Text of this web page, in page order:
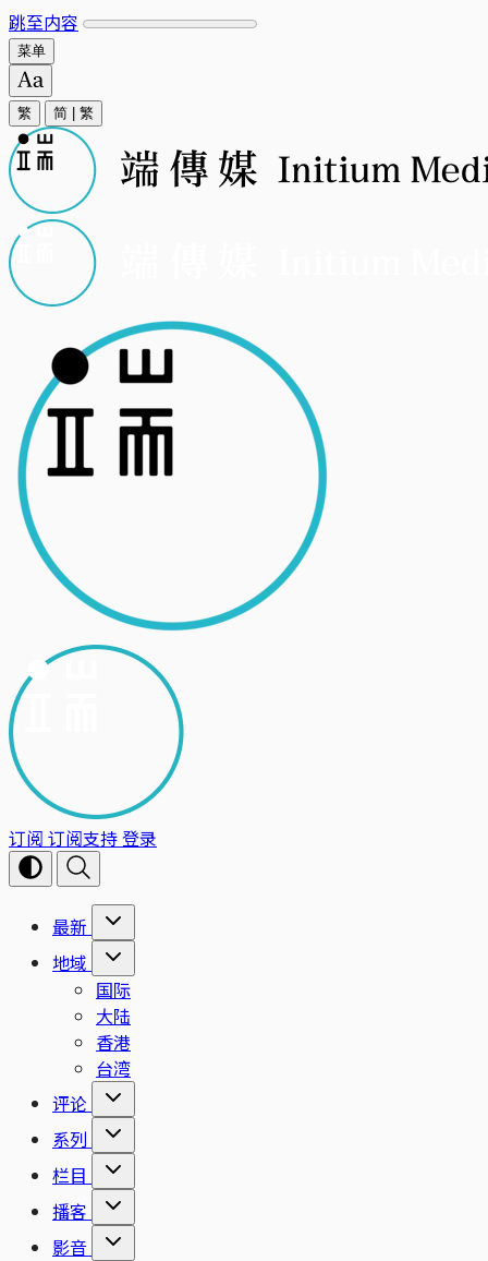
跳至内容
菜单
繁 简 繁
订阅 订阅支持登录
最新
地域
国际
大陆
香港
台湾
评论
系列
栏目
播客
影音